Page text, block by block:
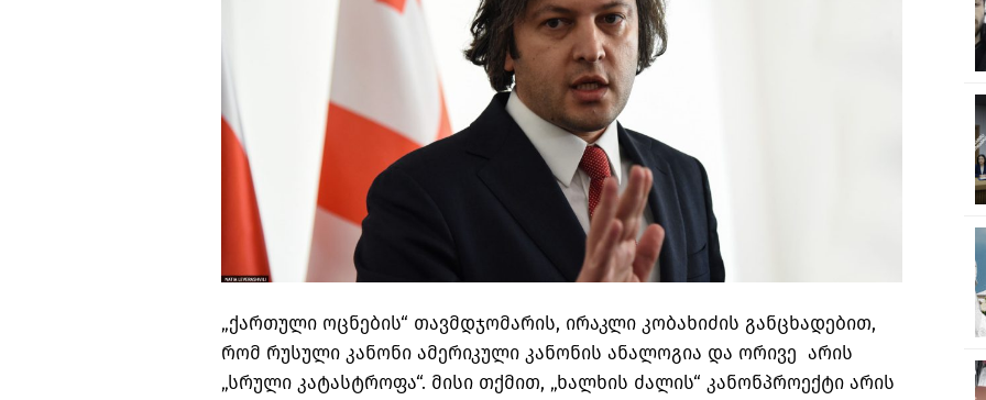
„ქართული ოცნების“ თავმდჯომარის, ირაკლი კობახიძის განცხადებით,
რომ რუსული კანონი ამერიკული კანონის ანალოგია და ორივე არის
„სრული კატასტროფა“. მისი თქმით, „ხალხის ძალის“ კანონპროექტი არის